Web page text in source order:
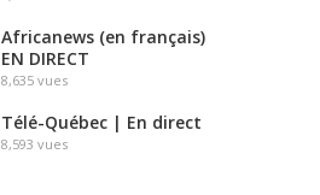
Africanews (en français)
EN DIRECT
8,635 vues
Télé-Québec | En direct
8,593 vues